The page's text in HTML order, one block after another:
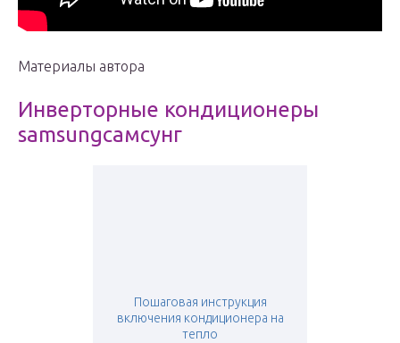
Материалы автора
Инверторные кондиционеры
samsungсамсунг
Пошаговая инструкция
включения кондиционера на
тепло